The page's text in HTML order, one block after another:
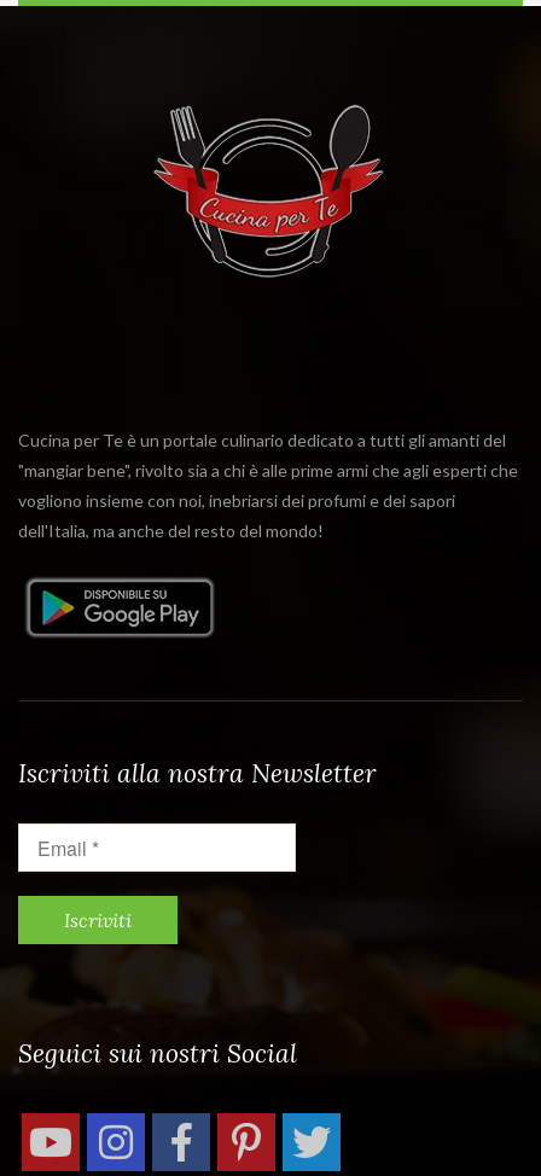
Cucina per Te è un portale culinario dedicato a tutti gli amanti del
"mangiar bene", rivolto sia a chi è alle prime armi che agli esperti che
vogliono insieme con noi, inebriarsi dei profumi e dei sapori
dell'Italia, ma anche del resto del mondo!
Iscriviti alla nostra Newsletter
Seguici sui nostri Social